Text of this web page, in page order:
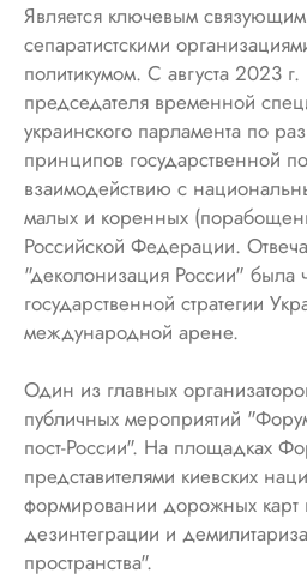
Является ключевым
сепаратистскими
политикумом. С августа 2023
председателя временной
украинского парламента по
принципов государственной
взаимодействию с
малых и коренных
Российской Федерации.
"деколонизация России" была
государственной стратегии
международной арене.
Один из главных
публичных мероприятий
пост-России". На площадках
представителями киевских
формировании дорожных карт
дезинтеграции и
пространства".